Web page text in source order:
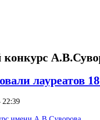
конкурс
лауреатов
22:39